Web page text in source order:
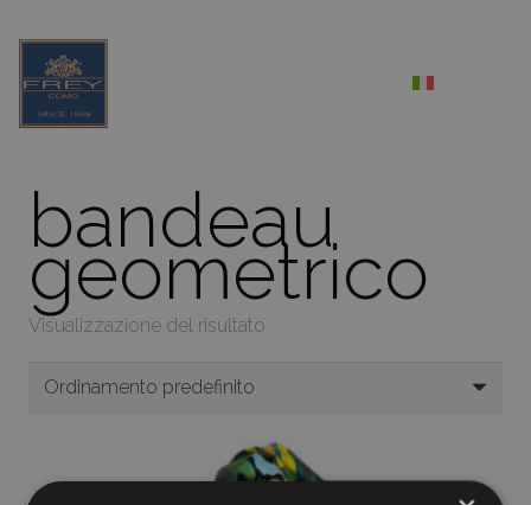
bandeau
geometrico
Visualizzazione del risultato